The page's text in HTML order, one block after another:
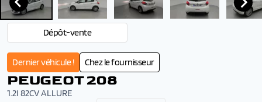
Dépôt-vente
Dernier véhicule ! Chez le fournisseur
PEUGEOT 208
1.2I 82CV ALLURE